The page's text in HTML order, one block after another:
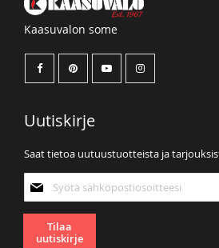
Kaasuvalon some
Uutiskirje
Saat tietoa uutuustuotteista ja
uutiskirjeemme:
Tilaa
uutiskirje